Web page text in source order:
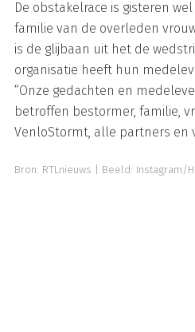
De obstakelrace is gisteren
familie van de overleden
is de glijbaan uit het de
organisatie heeft hun
“Onze gedachten en
betroffen bestormer, familie,
VenloStormt, alle partners en
Bron: RTLnieuws | Beeld: Instagram/